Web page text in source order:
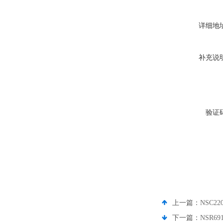
详细地
补充说
验证
上一篇：
下一篇：